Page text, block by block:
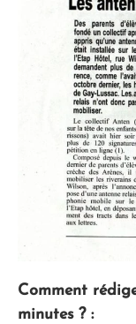
Comment
minutes ? :